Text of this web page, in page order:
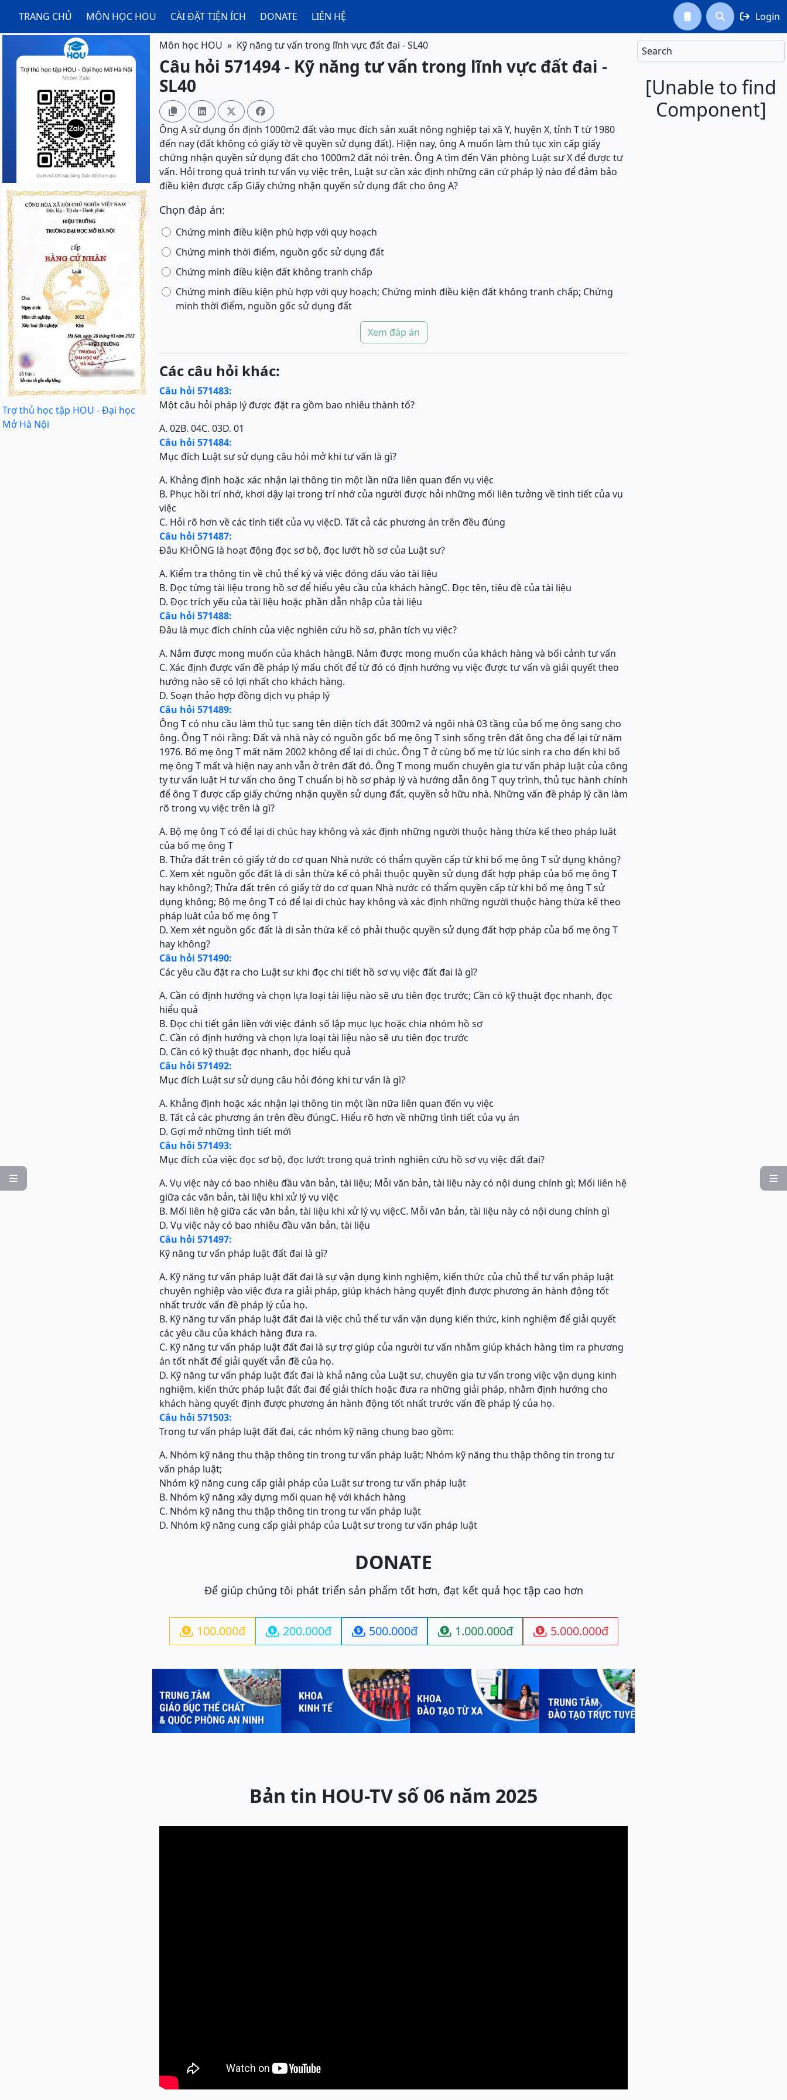
TRANG CHỦ MÔN HỌC HOU CÀI ĐẶT TIỆN ÍCH DONATE LIÊN HỆ   Login

Search
[Unable to find
Component]

Trợ thủ học tập HOU - Đại học
Mở Hà Nội
Môn học HOU Kỹ năng tư vấn trong lĩnh vực đất đai - SL40
Câu hỏi 571494 - Kỹ năng tư vấn trong lĩnh vực đất đai -
SL40
   
Ông A sử dụng ổn định 1000m2 đất vào mục đích sản xuất nông nghiệp tại xã Y, huyện X, tỉnh T từ 1980
đến nay (đất không có giấy tờ về quyền sử dụng đất). Hiện nay, ông A muốn làm thủ tục xin cấp giấy
chứng nhận quyền sử dụng đất cho 1000m2 đất nói trên. Ông A tìm đến Văn phòng Luật sư X để được tư
vấn. Hỏi trong quá trình tư vấn vụ việc trên, Luật sư cần xác định những căn cứ pháp lý nào để đảm bảo
điều kiện được cấp Giấy chứng nhận quyến sử dụng đất cho ông A?
Chọn đáp án:
Chứng minh điều kiện phù hợp với quy hoạch
Chứng minh thời điểm, nguồn gốc sử dụng đất
Chứng minh điều kiện đất không tranh chấp
Chứng minh điều kiện phù hợp với quy hoạch; Chứng minh điều kiện đất không tranh chấp; Chứng
minh thời điểm, nguồn gốc sử dụng đất
Xem đáp án
Các câu hỏi khác:
Câu hỏi 571483:
Một câu hỏi pháp lý được đặt ra gồm bao nhiêu thành tố?
A. 02B. 04C. 03D. 01
Câu hỏi 571484:
Mục đích Luật sư sử dụng câu hỏi mở khi tư vấn là gì?
A. Khẳng định hoặc xác nhận lại thông tin một lần nữa liên quan đến vụ việc
B. Phục hồi trí nhớ, khơi dậy lại trong trí nhớ của người được hỏi những mối liên tưởng về tình tiết của vụ
việc
C. Hỏi rõ hơn về các tình tiết của vụ việcD. Tất cả các phương án trên đều đúng
Câu hỏi 571487:
Đâu KHÔNG là hoạt động đọc sơ bộ, đọc lướt hồ sơ của Luật sư?
A. Kiểm tra thông tin về chủ thể ký và việc đóng dấu vào tài liệu
B. Đọc từng tài liệu trong hồ sơ để hiểu yêu cầu của khách hàngC. Đọc tên, tiêu đề của tài liệu
D. Đọc trích yếu của tài liệu hoặc phần dẫn nhập của tài liệu
Câu hỏi 571488:
Đâu là mục đích chính của việc nghiên cứu hồ sơ, phân tích vụ việc?
A. Nắm được mong muốn của khách hàngB. Nắm được mong muốn của khách hàng và bối cảnh tư vấn
C. Xác định được vấn đề pháp lý mấu chốt để từ đó có định hướng vụ việc được tư vấn và giải quyết theo
hướng nào sẽ có lợi nhất cho khách hàng.
D. Soạn thảo hợp đồng dịch vụ pháp lý
Câu hỏi 571489:
Ông T có nhu cầu làm thủ tục sang tên diện tích đất 300m2 và ngôi nhà 03 tầng của bố mẹ ông sang cho
ông. Ông T nói rằng: Đất và nhà này có nguồn gốc bố mẹ ông T sinh sống trên đất ông cha để lại từ năm
1976. Bố mẹ ông T mất năm 2002 không để lại di chúc. Ông T ở cùng bố mẹ từ lúc sinh ra cho đến khi bố
mẹ ông T mất và hiện nay anh vẫn ở trên đất đó. Ông T mong muốn chuyên gia tư vấn pháp luật của công
ty tư vấn luật H tư vấn cho ông T chuẩn bị hồ sơ pháp lý và hướng dẫn ông T quy trình, thủ tục hành chính
để ông T được cấp giấy chứng nhận quyền sử dụng đất, quyền sở hữu nhà. Những vấn đề pháp lý cần làm
rõ trong vụ việc trên là gì?
A. Bộ mẹ ông T có để lại di chúc hay không và xác định những người thuộc hàng thừa kế theo pháp luât
của bố mẹ ông T
B. Thửa đất trên có giấy tờ do cơ quan Nhà nước có thẩm quyền cấp từ khi bố mẹ ông T sử dụng không?
C. Xem xét nguồn gốc đất là di sản thừa kế có phải thuộc quyền sử dụng đất hợp pháp của bố mẹ ông T
hay không?; Thửa đất trên có giấy tờ do cơ quan Nhà nước có thẩm quyền cấp từ khi bố mẹ ông T sử
dụng không; Bộ mẹ ông T có để lại di chúc hay không và xác định những người thuộc hàng thừa kế theo
pháp luât của bố mẹ ông T
D. Xem xét nguồn gốc đất là di sản thừa kế có phải thuộc quyền sử dụng đất hợp pháp của bố mẹ ông T
hay không?
Câu hỏi 571490:
Các yêu cầu đặt ra cho Luật sư khi đọc chi tiết hồ sơ vụ việc đất đai là gì?
A. Cần có định hướng và chọn lựa loại tài liệu nào sẽ ưu tiên đọc trước; Cần có kỹ thuật đọc nhanh, đọc
hiểu quả
B. Đọc chi tiết gắn liền với việc đánh số lập mục lục hoặc chia nhóm hồ sơ
C. Cần có định hướng và chọn lựa loại tài liệu nào sẽ ưu tiên đọc trước
D. Cần có kỹ thuật đọc nhanh, đọc hiểu quả
Câu hỏi 571492:
Mục đích Luật sư sử dụng câu hỏi đóng khi tư vấn là gì?
A. Khẳng định hoặc xác nhận lại thông tin một lần nữa liên quan đến vụ việc
B. Tất cả các phương án trên đều đúngC. Hiểu rõ hơn về những tình tiết của vụ án
D. Gợi mở những tình tiết mới
Câu hỏi 571493:
Mục đích của việc đọc sơ bộ, đọc lướt trong quá trình nghiên cứu hồ sơ vụ việc đất đai?
A. Vụ việc này có bao nhiêu đầu văn bản, tài liệu; Mỗi văn bản, tài liệu này có nội dung chính gì; Mối liên hệ
giữa các văn bản, tài liệu khi xử lý vụ việc
B. Mối liên hệ giữa các văn bản, tài liệu khi xử lý vụ việcC. Mỗi văn bản, tài liệu này có nội dung chính gì
D. Vụ việc này có bao nhiêu đầu văn bản, tài liệu
Câu hỏi 571497:
Kỹ năng tư vấn pháp luật đất đai là gì?
A. Kỹ năng tư vấn pháp luật đất đai là sự vận dụng kinh nghiệm, kiến thức của chủ thể tư vấn pháp luật
chuyên nghiệp vào việc đưa ra giải pháp, giúp khách hàng quyết định được phương án hành động tốt
nhất trước vấn đề pháp lý của họ.
B. Kỹ năng tư vấn pháp luật đất đai là việc chủ thể tư vấn vận dụng kiến thức, kinh nghiệm để giải quyết
các yêu cầu của khách hàng đưa ra.
C. Kỹ năng tư vấn pháp luật đất đai là sự trợ giúp của người tư vấn nhằm giúp khách hàng tìm ra phương
án tốt nhất để giải quyết vẫn đề của họ.
D. Kỹ năng tư vấn pháp luật đất đai là khả năng của Luật sư, chuyên gia tư vấn trong việc vận dụng kinh
nghiệm, kiến thức pháp luật đất đai để giải thích hoặc đưa ra những giải pháp, nhằm định hướng cho
khách hàng quyết định được phương án hành động tốt nhất trước vấn đề pháp lý của họ.
Câu hỏi 571503:
Trong tư vấn pháp luật đất đai, các nhóm kỹ năng chung bao gồm:
A. Nhóm kỹ năng thu thập thông tin trong tư vấn pháp luật; Nhóm kỹ năng thu thập thông tin trong tư
vấn pháp luật;
Nhóm kỹ năng cung cấp giải pháp của Luật sư trong tư vấn pháp luật
B. Nhóm kỹ năng xây dựng mối quan hệ với khách hàng
C. Nhóm kỹ năng thu thập thông tin trong tư vấn pháp luật
D. Nhóm kỹ năng cung cấp giải pháp của Luật sư trong tư vấn pháp luật
DONATE
Để giúp chúng tôi phát triển sản phẩm tốt hơn, đạt kết quả học tập cao hơn
 100.000đ  200.000đ  500.000đ  1.000.000đ  5.000.000đ
Previous Next
Bản tin HOU-TV số 06 năm 2025